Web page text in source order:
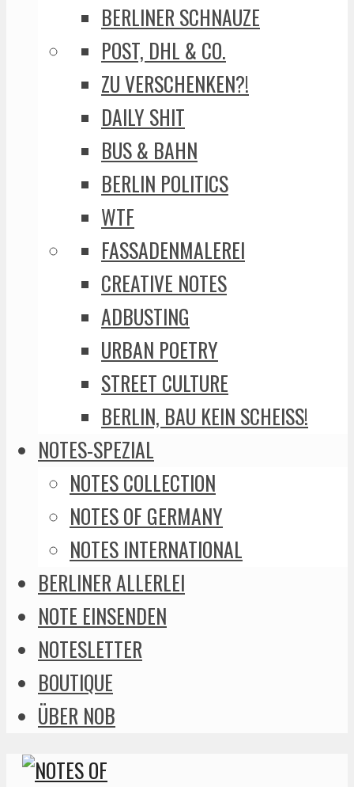
BERLINER SCHNAUZE
POST, DHL & CO.
ZU VERSCHENKEN?!
DAILY SHIT
BUS & BAHN
BERLIN POLITICS
WTF
FASSADENMALEREI
CREATIVE NOTES
ADBUSTING
URBAN POETRY
STREET CULTURE
BERLIN, BAU KEIN SCHEISS!
NOTES-SPEZIAL
NOTES COLLECTION
NOTES OF GERMANY
NOTES INTERNATIONAL
BERLINER ALLERLEI
NOTE EINSENDEN
NOTESLETTER
BOUTIQUE
ÜBER NOB